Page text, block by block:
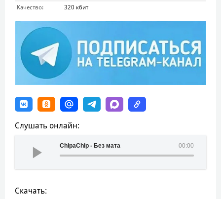
Качество:
320 кбит
Слушать онлайн:
00:00
ChipaChip - Без мата
Скачать: